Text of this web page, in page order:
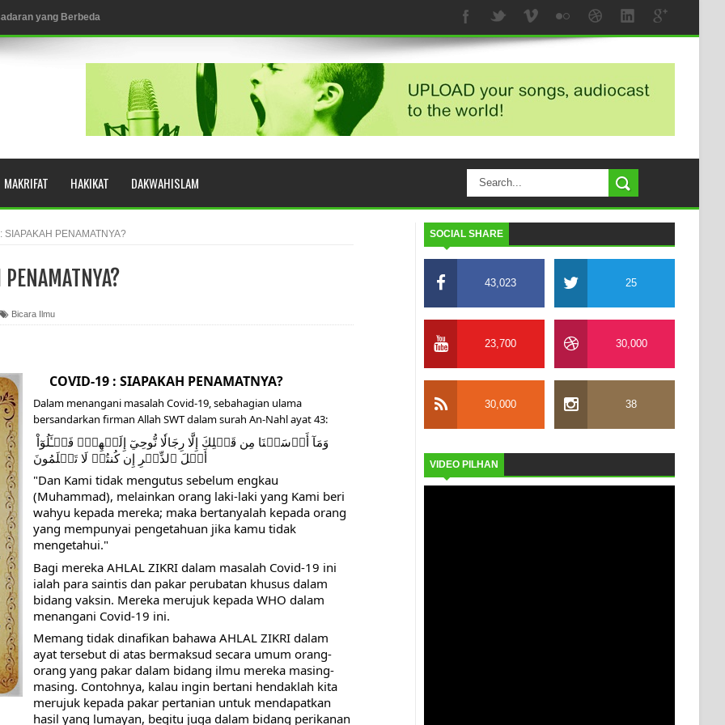
yang Berbeda
KAWULA GUSTI
Zikir
SAW?
(AHMAD SIRHINDI)
BUKAN SEKADAR MELIHAT, TETAPI MENGENAL DIRI
TIDAK FASIH. TAPI SINGA PUN TUNDUK PADANYA
TERPESONA, JANGAN JUGA MUDAH MENGHUKUM
HATI, JIWA TURUT MENJADI KUAT
HATI
Pada Qalbi"
MAKRIFAT HAKIKAT DAKWAHISLAM
SIAPAKAH PENAMATNYA?
Bicara Ilmu
     COVID-19 : SIAPAKAH PENAMATNYA?
Dalam menangani masalah Covid-19, sebahagian ulama
bersandarkan firman Allah SWT dalam surah An-Nahl ayat 43:
أَهۡلَ ٱلذِّكۡرِ إِن كُنتُمۡ لَا تَعۡلَمُونَ
"Dan Kami tidak mengutus sebelum engkau
(Muhammad), melainkan orang laki-laki yang Kami beri
wahyu kepada mereka; maka bertanyalah kepada orang
yang mempunyai pengetahuan jika kamu tidak
mengetahui."
Bagi mereka AHLAL ZIKRI dalam masalah Covid-19 ini
ialah para saintis dan pakar perubatan khusus dalam
bidang vaksin. Mereka merujuk kepada WHO dalam
menangani Covid-19 ini.
Memang tidak dinafikan bahawa AHLAL ZIKRI dalam
ayat tersebut di atas bermaksud secara umum orang-
orang yang pakar dalam bidang ilmu mereka masing-
masing. Contohnya, kalau ingin bertani hendaklah kita
merujuk kepada pakar pertanian untuk mendapatkan
hasil yang lumayan, begitu juga dalam bidang perikanan
SOCIAL SHARE
43,023 25
23,700 30,000
30,000 38
VIDEO PILHAN